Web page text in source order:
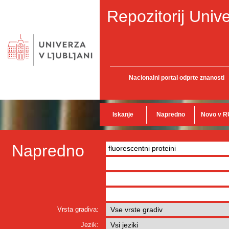
Repozitorij
Nacionalni portal odprte znanosti
Iskanje Napredno Novo v
Napredno
Vrsta gradiva:
Jezik: